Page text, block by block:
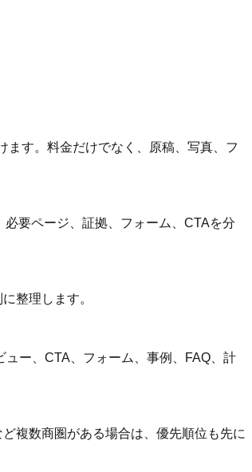
す。料金だけでなく、原稿、写真、フ
要ページ、証拠、フォーム、CTAを分
整理します。
ー、CTA、フォーム、事例、FAQ、計
複数商圏がある場合は、優先順位も先に